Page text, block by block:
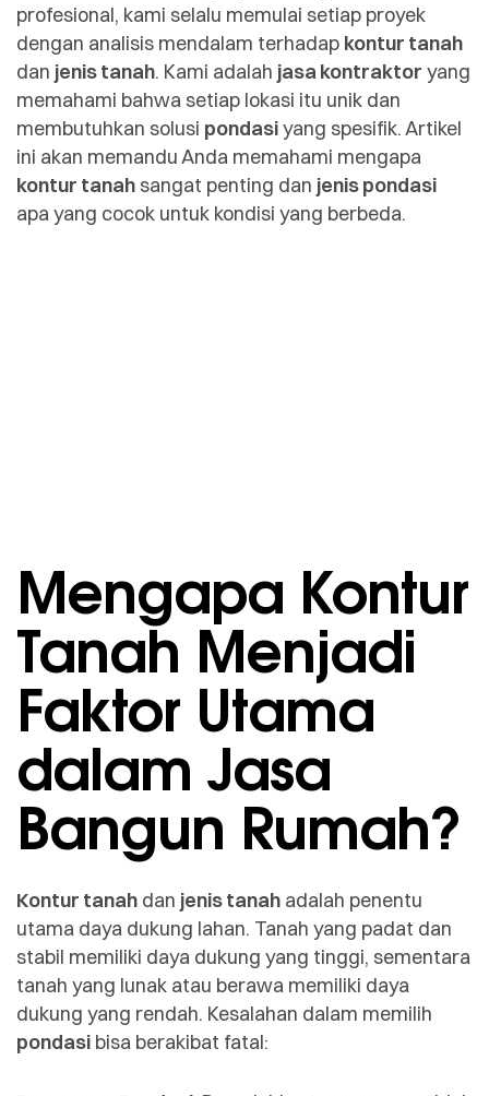
profesional, kami selalu memulai setiap proyek
dengan analisis mendalam terhadap kontur tanah
dan jenis tanah. Kami adalah jasa kontraktor yang
memahami bahwa setiap lokasi itu unik dan
membutuhkan solusi pondasiyang spesifik. Artikel
ini akan memandu Anda memahami mengapa
kontur tanah sangat penting dan jenis pondasi
apa yang cocok untuk kondisi yang berbeda.
Mengapa Kontur
Tanah Menjadi
Faktor Utama
dalam Jasa
Bangun Rumah?
Kontur tanah dan jenis tanah adalah penentu
utama daya dukung lahan. Tanah yang padat dan
stabil memiliki daya dukung yang tinggi, sementara
tanah yang lunak atau berawa memiliki daya
dukung yang rendah. Kesalahan dalam memilih
pondasi bisa berakibat fatal: